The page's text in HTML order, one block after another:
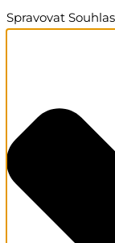
Spravovat